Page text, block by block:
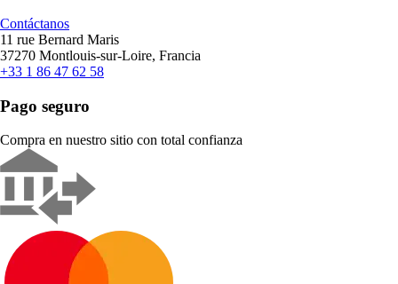
Contáctanos
11 rue Bernard Maris
37270 Montlouis-sur-Loire, Francia
+33 1 86 47 62 58
Pago seguro
Compra en nuestro sitio con total confianza